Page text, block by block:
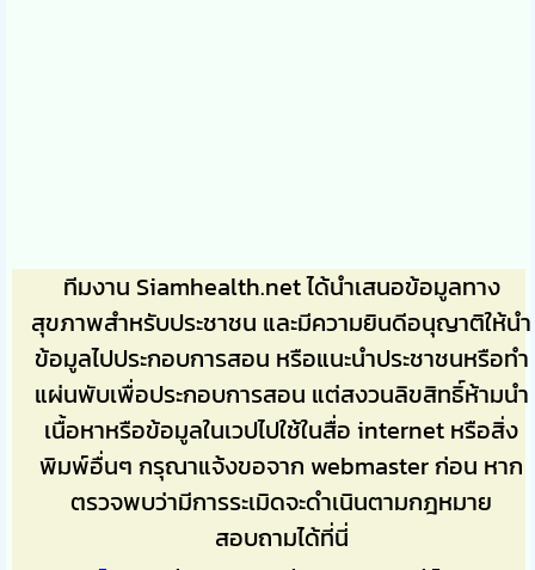
ทีมงาน Siamhealth.net ได้นำเสนอข้อมูลทาง
สุขภาพสำหรับประชาชน และมีความยินดีอนุญาติให้นำ
ข้อมูลไปประกอบการสอน หรือแนะนำประชาชนหรือทำ
แผ่นพับเพื่อประกอบการสอน แต่สงวนลิขสิทธิ์ห้ามนำ
เนื้อหาหรือข้อมูลในเวปไปใช้ในสื่อ internet หรือสิ่ง
พิมพ์อื่นๆ กรุณาแจ้งขอจาก webmaster ก่อน หาก
ตรวจพบว่ามีการระเมิดจะดำเนินตามกฎหมาย
สอบถามได้ที่นี่